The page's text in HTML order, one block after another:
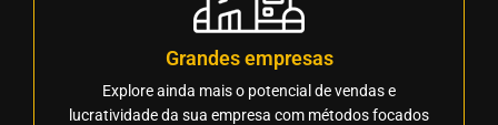
Grandes empresas
Explore ainda mais o potencial de vendas e
lucratividade da sua empresa com métodos focados